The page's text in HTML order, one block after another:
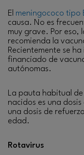
El meningococo tipo
causa. No es
muy grave. Por eso,
recomienda la
Recientemente se
financiado de
autónomas.
La pauta habitual
nacidos es una dosis
una dosis de
edad.
Rotavirus